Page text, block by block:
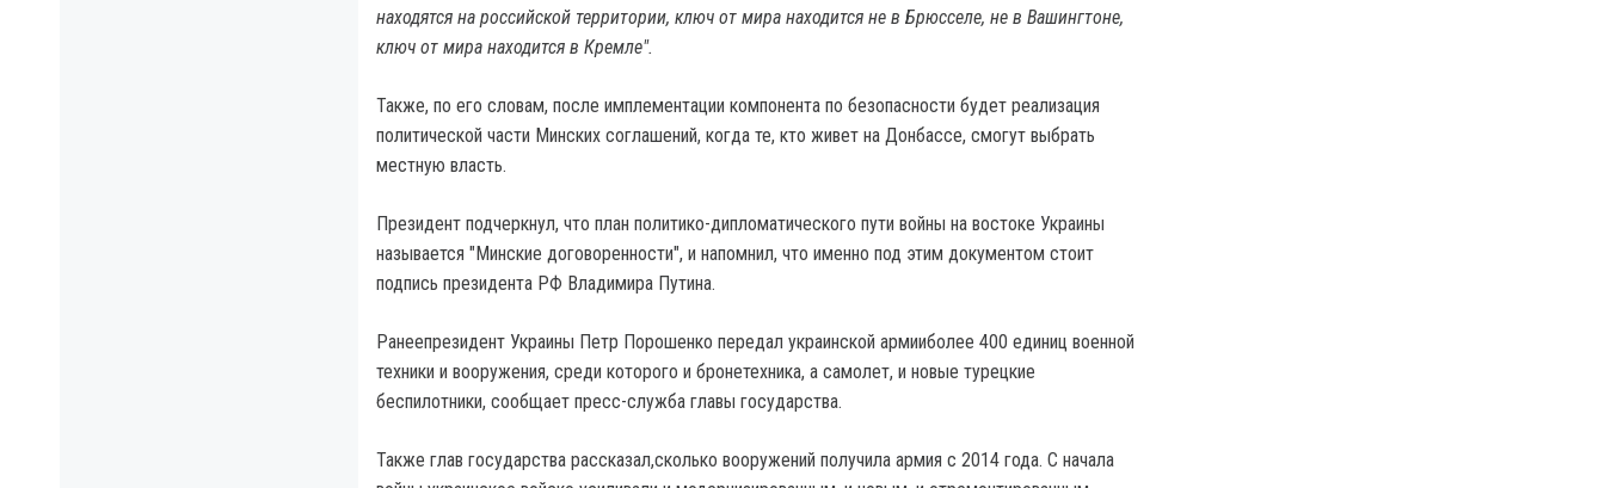
находятся на российской территории, ключ от мира находится не в Брюсселе, не в Вашингтоне,
ключ от мира находится в Кремле".
Также, по его словам, после имплементации компонента по безопасности будет реализация
политической части Минских соглашений, когда те, кто живет на Донбассе, смогут выбрать
местную власть.
Президент подчеркнул, что план политико-дипломатического пути войны на востоке Украины
называется "Минские договоренности", и напомнил, что именно под этим документом стоит
подпись президента РФ Владимира Путина.
Ранеепрезидент Украины Петр Порошенко передал украинской армииболее 400 единиц военной
техники и вооружения, среди которого и бронетехника, а самолет, и новые турецкие
беспилотники, сообщает пресс-служба главы государства.
Также глав государства рассказал,сколько вооружений получила армия с 2014 года. С начала